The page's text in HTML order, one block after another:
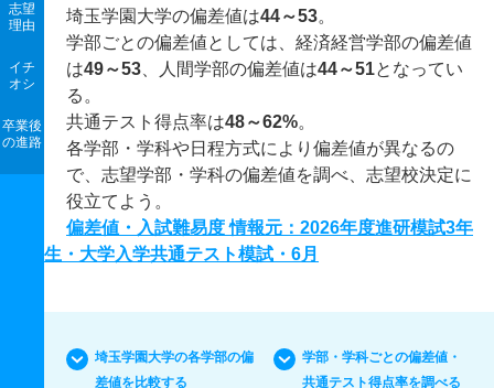
志望
理由
イチ
オシ
卒業後
の進路
埼玉学園大学の偏差値は44～53。
学部ごとの偏差値としては、経済経営学部の偏差値
は49～53 、人間学部の偏差値は44～51となってい
る。
共通テスト得点率は48～62%。
各学部・学科や日程方式により偏差値が異なるの
で、志望学部・学科の偏差値を調べ、志望校決定に
役立てよう。
偏差値・入試難易度 情報元：2026年度進研模試3年
生・大学入学共通テスト模試・6月
埼玉学園大学の各学部の偏
差値を比較する
学部・学科ごとの偏差値・
共通テスト得点率を調べる